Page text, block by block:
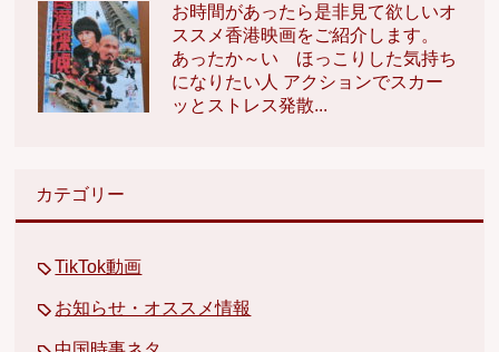
お時間があったら是非見て欲しいオ
ススメ香港映画をご紹介します。
あったか～い ほっこりした気持ち
になりたい人 アクションでスカー
ッとストレス発散...
カテゴリー
TikTok動画
お知らせ・オススメ情報